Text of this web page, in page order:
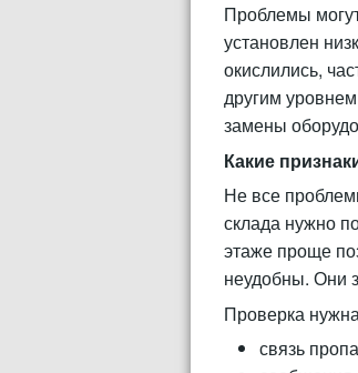
Проблемы
установлен
окислились,
другим
замены
Какие
Не все
склада нужно
этаже проще
неудобны. Они
Проверка
связь